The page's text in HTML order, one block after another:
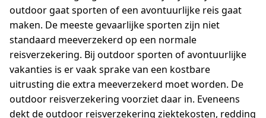
outdoor gaat sporten of een avontuurlijke reis gaat
maken. De meeste gevaarlijke sporten zijn niet
standaard meeverzekerd op een normale
reisverzekering. Bij outdoor sporten of avontuurlijke
vakanties is er vaak sprake van een kostbare
uitrusting die extra meeverzekerd moet worden. De
outdoor reisverzekering voorziet daar in. Eveneens
dekt de outdoor reisverzekering ziektekosten, redding